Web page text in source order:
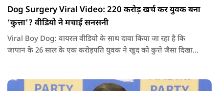
Dog Surgery Viral Video: 220 करोड़ खर्च कर युवक बना
‘कुत्ता’? वीडियो ने मचाई सनसनी
Viral Boy Dog: वायरल वीडियो के साथ दावा किया जा रहा है कि
जापान के 26 साल के एक करोड़पति युवक ने खुद को कुत्ते जैसा दिखाने
करवाईं और अब वह कुत्ते की तरह दिखने, चलने और रहने की कोशिश